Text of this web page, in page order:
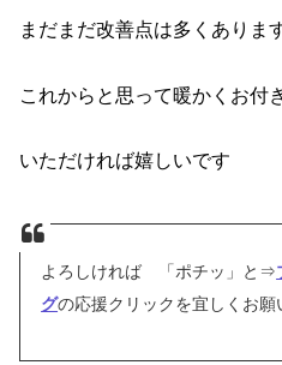
まだまだ改善点は多くありま
これからと思って暖かくお付
いただければ嬉しいです
よろしければ 「ポチッ」と⇒
グの応援クリックを宜しくお